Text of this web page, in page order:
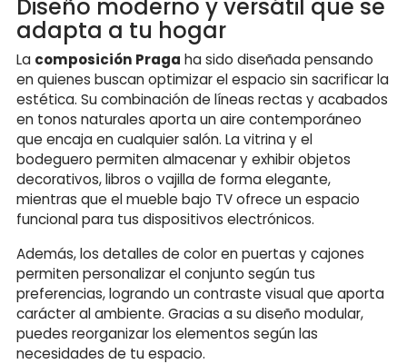
Diseño moderno y versátil que se
adapta a tu hogar
La composición Praga ha sido diseñada pensando
en quienes buscan optimizar el espacio sin sacrificar la
estética. Su combinación de líneas rectas y acabados
en tonos naturales aporta un aire contemporáneo
que encaja en cualquier salón. La vitrina y el
bodeguero permiten almacenar y exhibir objetos
decorativos, libros o vajilla de forma elegante,
mientras que el mueble bajo TV ofrece un espacio
funcional para tus dispositivos electrónicos.
Además, los detalles de color en puertas y cajones
permiten personalizar el conjunto según tus
preferencias, logrando un contraste visual que aporta
carácter al ambiente. Gracias a su diseño modular,
puedes reorganizar los elementos según las
necesidades de tu espacio.